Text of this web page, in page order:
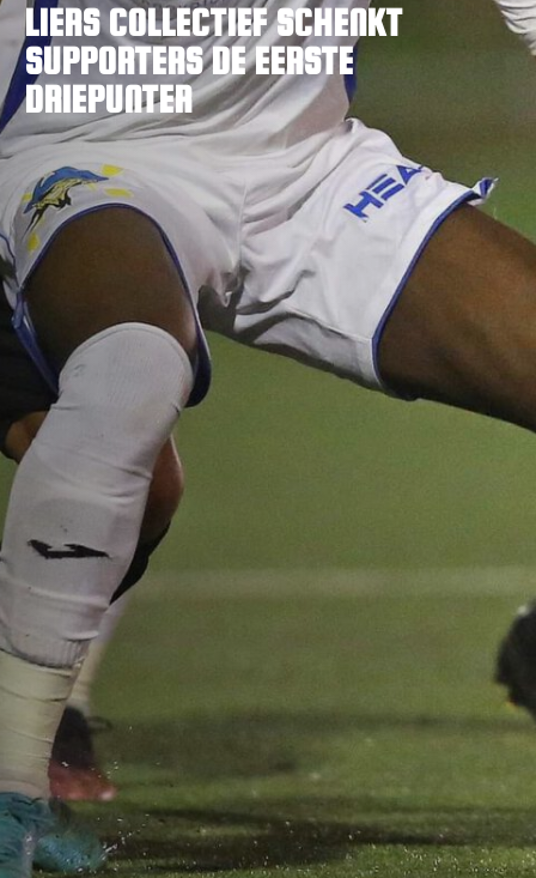
LIERS COLLECTIEF SCHENKT
SUPPORTERS DE EERSTE
DRIEPUNTER